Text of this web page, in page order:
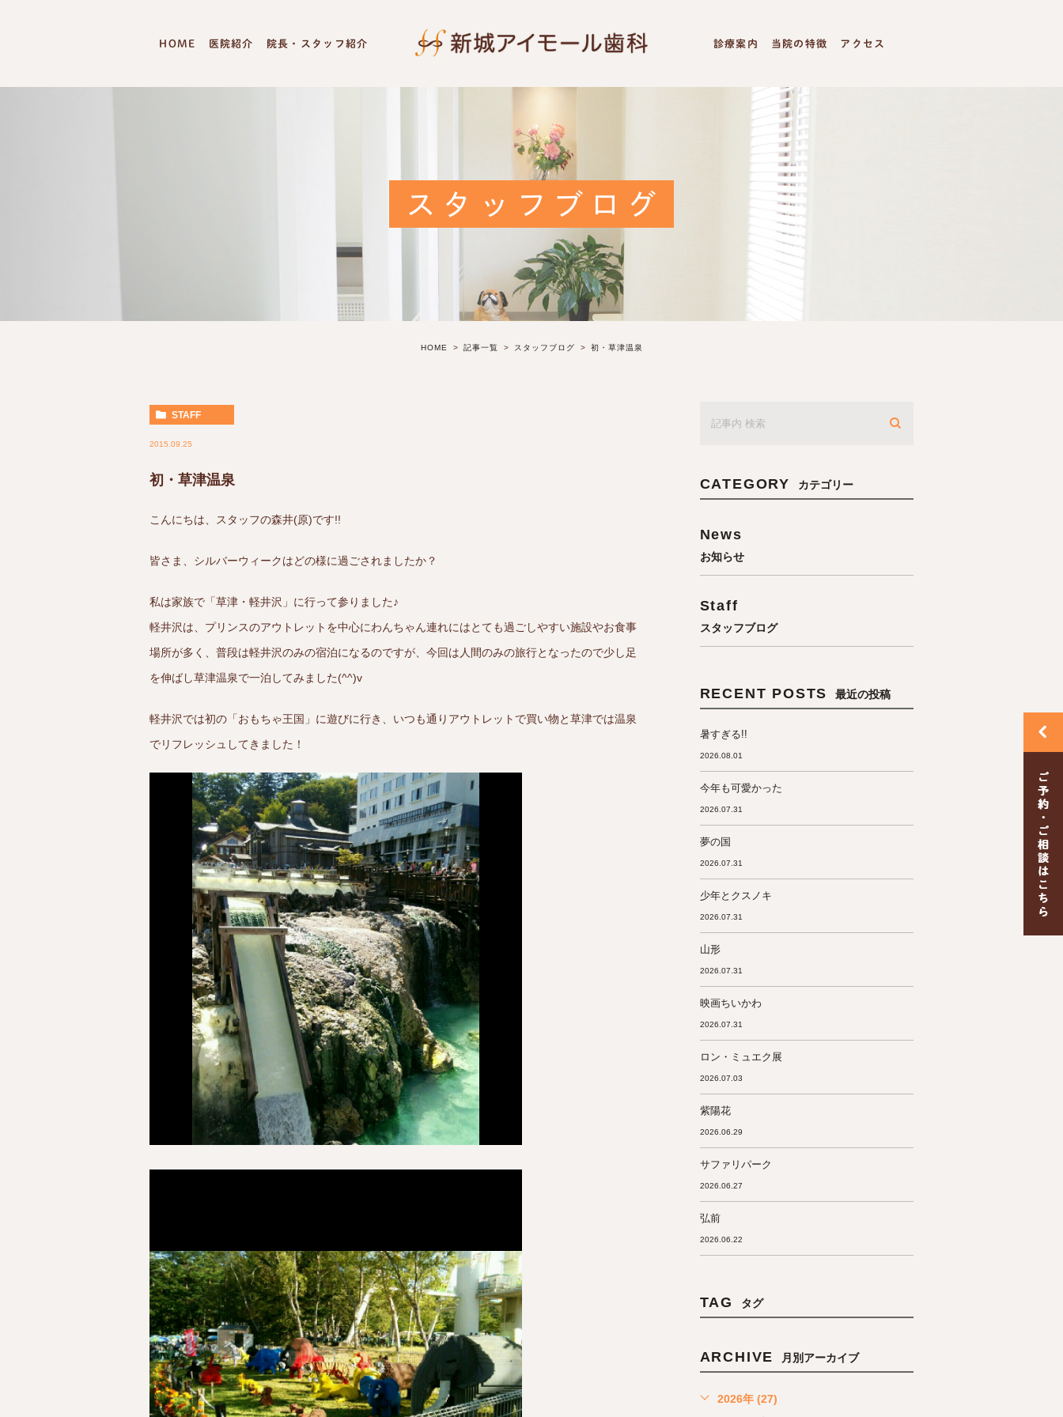
HOME 医院紹介 院長・スタッフ紹介 診療案内 当院の特徴 アクセス
スタッフブログ
HOME 記事一覧 スタッフブログ 初・草津温泉
STAFF
2015.09.25
初・草津温泉
こんにちは、スタッフの森井(原)です!!
皆さま、シルバーウィークはどの様に過ごされましたか？
私は家族で「草津・軽井沢」に行って参りました♪
軽井沢は、プリンスのアウトレットを中心にわんちゃん連れにはとても過ごしやすい施設やお食事
場所が多く、普段は軽井沢のみの宿泊になるのですが、今回は人間のみの旅行となったので少し足
を伸ばし草津温泉で一泊してみました(^^)v
軽井沢では初の「おもちゃ王国」に遊びに行き、いつも通りアウトレットで買い物と草津では温泉
でリフレッシュしてきました！
CATEGORY カテゴリー
News
お知らせ
Staff
スタッフブログ
RECENT POSTS 最近の投稿
暑すぎる!!
2026.08.01
今年も可愛かった
2026.07.31
夢の国
2026.07.31
少年とクスノキ
2026.07.31
山形
2026.07.31
映画ちいかわ
2026.07.31
ロン・ミュエク展
2026.07.03
紫陽花
2026.06.29
サファリパーク
2026.06.27
弘前
2026.06.22
TAG タグ
ARCHIVE 月別アーカイブ
2026年 (27)